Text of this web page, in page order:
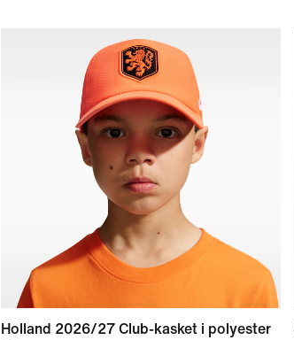
Holland 2026/27 Club-kasket i polyester